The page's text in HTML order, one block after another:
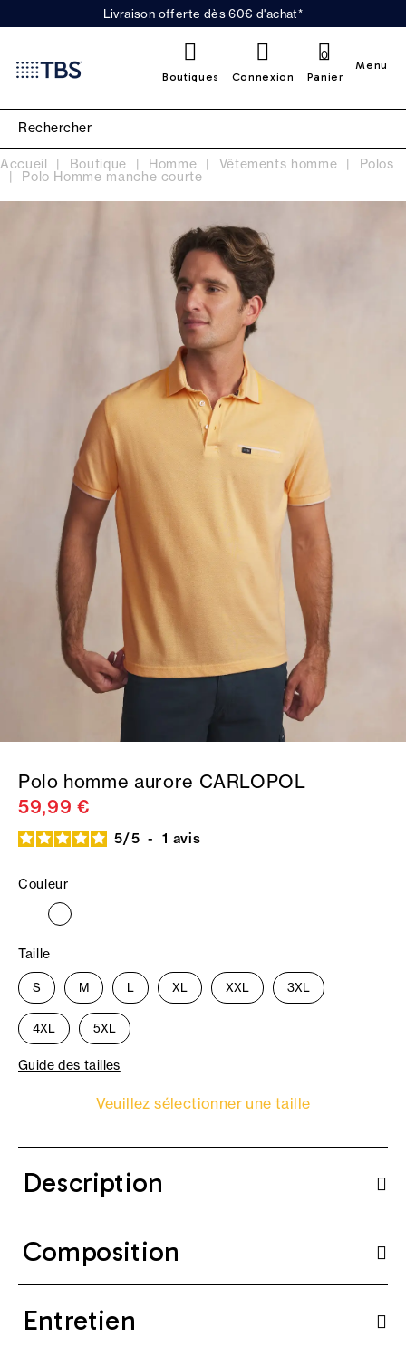
Livraison offerte dès 60€ d'achat*
Boutiques Connexion Panier
0
Menu
Accueil Boutique Homme Vêtements homme Polos
Polo Homme manche courte
Polo homme aurore CARLOPOL
59,99 €
5/5 - 1 avis
Couleur
Taille
S M L XL XXL 3XL
4XL 5XL
Guide des tailles
Veuillez sélectionner une taille
Description
Composition
Entretien